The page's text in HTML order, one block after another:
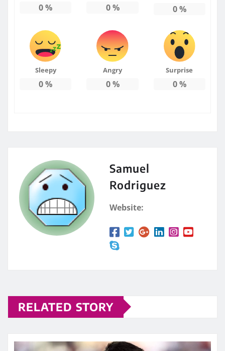
0% 0% 0%
Sleepy
0%
Angry
0%
Surprise
0%
Samuel
Rodriguez
Website:
RELATED STORY